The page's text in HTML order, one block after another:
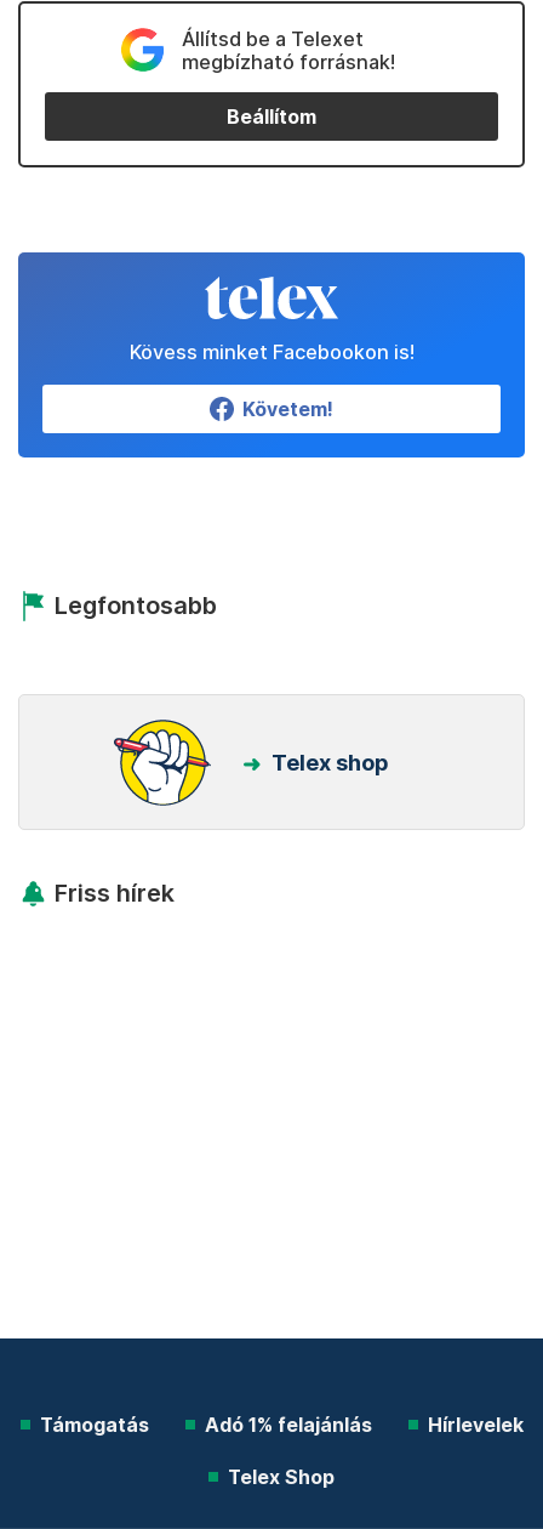
Állítsd be a Telexet
megbízható forrásnak!
Beállítom
Kövess minket Facebookon is!
Követem!
Legfontosabb
Telex shop
Friss hírek
Támogatás Adó 1% felajánlás Hírlevelek
Telex Shop